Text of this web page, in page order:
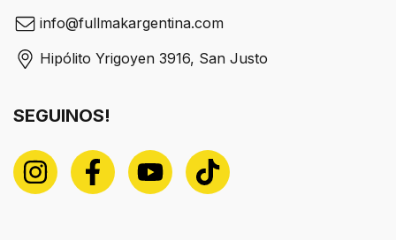
info@fullmakargentina.com
Hipólito Yrigoyen 3916, San Justo
SEGUINOS!